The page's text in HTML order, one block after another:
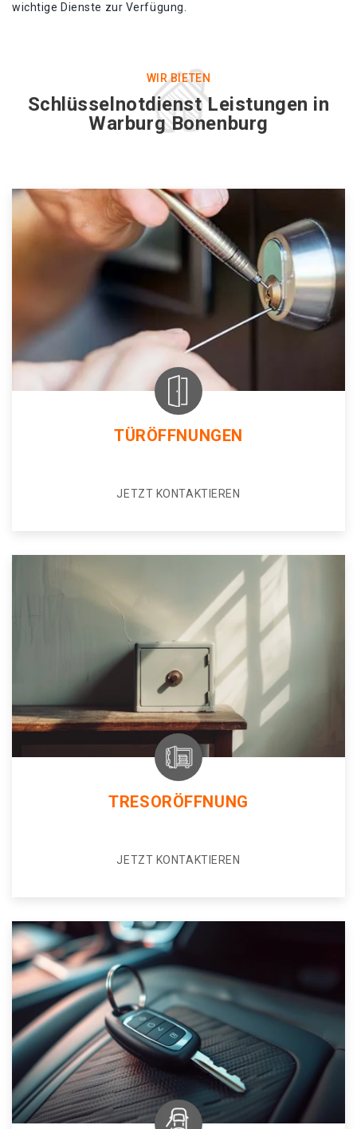
wichtige Dienste zur Verfügung.
WIR BIETEN
Schlüsselnotdienst Leistungen in
Warburg Bonenburg
TÜRÖFFNUNGEN
JETZT KONTAKTIEREN
TRESORÖFFNUNG
JETZT KONTAKTIEREN